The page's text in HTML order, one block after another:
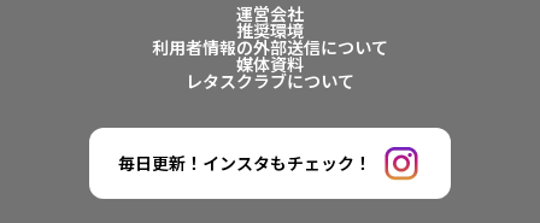
運営会社
推奨環境
利用者情報の外部送信について
媒体資料
レタスクラブについて
毎日更新！インスタもチェック！